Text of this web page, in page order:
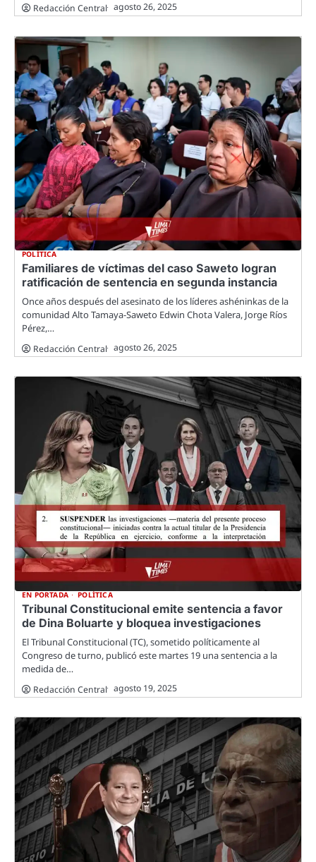
Redacción Central agosto 26, 2025
POLÍTICA
Familiares de víctimas del caso Saweto logran
ratificación de sentencia en segunda instancia
Once años después del asesinato de los líderes ashéninkas de la
comunidad Alto Tamaya-Saweto Edwin Chota Valera, Jorge Ríos
Pérez,…
Redacción Central agosto 26, 2025
EN PORTADA POLÍTICA
Tribunal Constitucional emite sentencia a favor
de Dina Boluarte y bloquea investigaciones
El Tribunal Constitucional (TC), sometido políticamente al
Congreso de turno, publicó este martes 19 una sentencia a la
medida de…
Redacción Central agosto 19, 2025